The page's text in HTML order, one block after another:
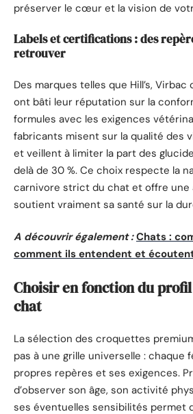
préserver le cœur et la vision de
Labels et certifications : des
retrouver
Des marques telles que Hill’s, Virbac
ont bâti leur réputation sur la
formules avec les exigences
fabricants misent sur la qualité des
et veillent à limiter la part des
delà de 30 %. Ce choix respecte la
carnivore strict du chat et offre une
soutient vraiment sa santé sur la
A découvrir également : Chats :
comment ils entendent et
Choisir en fonction du
chat
La sélection des croquettes
pas à une grille universelle : chaque
propres repères et ses exigences.
d’observer son âge, son activité
ses éventuelles sensibilités permet